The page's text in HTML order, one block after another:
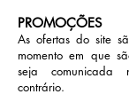
PROMOÇÕES
As ofertas do site
momento em que
seja comunicada
contrário.